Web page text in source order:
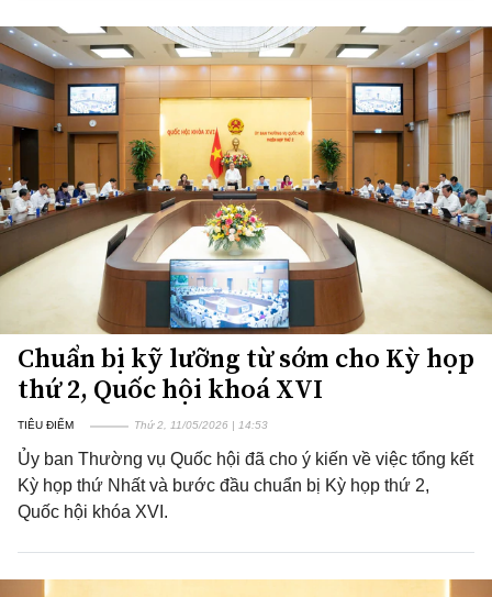
Chuẩn bị kỹ lưỡng từ sớm cho Kỳ họp
thứ 2, Quốc hội khoá XVI
TIÊU ĐIỂM Thứ 2, 11/05/2026 | 14:53
Ủy ban Thường vụ Quốc hội đã cho ý kiến về việc tổng kết
Kỳ họp thứ Nhất và bước đầu chuẩn bị Kỳ họp thứ 2,
Quốc hội khóa XVI.